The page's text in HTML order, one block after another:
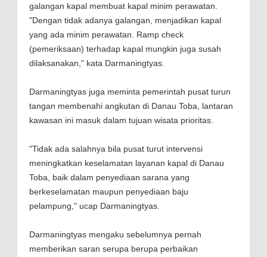
galangan kapal membuat kapal minim perawatan.
"Dengan tidak adanya galangan, menjadikan kapal
yang ada minim perawatan. Ramp check
(pemeriksaan) terhadap kapal mungkin juga susah
dilaksanakan," kata Darmaningtyas.
Darmaningtyas juga meminta pemerintah pusat turun
tangan membenahi angkutan di Danau Toba, lantaran
kawasan ini masuk dalam tujuan wisata prioritas.
"Tidak ada salahnya bila pusat turut intervensi
meningkatkan keselamatan layanan kapal di Danau
Toba, baik dalam penyediaan sarana yang
berkeselamatan maupun penyediaan baju
pelampung," ucap Darmaningtyas.
Darmaningtyas mengaku sebelumnya pernah
memberikan saran serupa berupa perbaikan